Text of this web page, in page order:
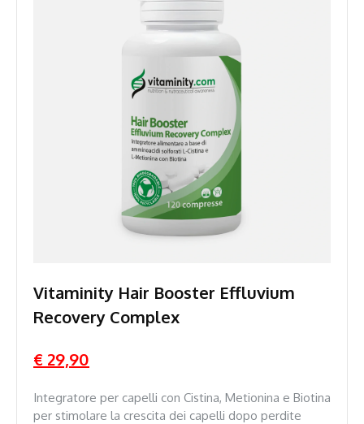
Vitaminity Hair Booster Effluvium
Recovery Complex
€ 29,90
Integratore per capelli con Cistina, Metionina e Biotina
per stimolare la crescita dei capelli dopo perdite